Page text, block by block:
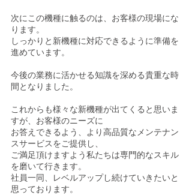
次にこの機種に触るのは、お客様の現場にな
ります。
しっかりと新機種に対応できるように準備を
進めています。
今後の業務に活かせる知識を深める貴重な時
間となりました。
これからも様々な新機種が出てくると思いま
すが、お客様のニーズに
お答えできるよう、より高品質なメンテナン
スサービスをご提供し、
ご満足頂けますよう私たちは専門的なスキル
を磨いて行きます。
社員一同、レベルアップし続けていきたいと
思っております。